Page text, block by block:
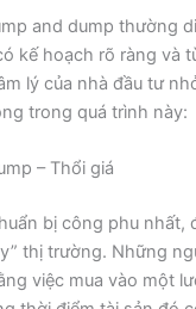
and dump thường
kế hoạch rõ ràng và
lý của nhà đầu tư
trong quá trình này:
– Thổi giá
bị công phu nhất,
thị trường. Những
việc mua vào một